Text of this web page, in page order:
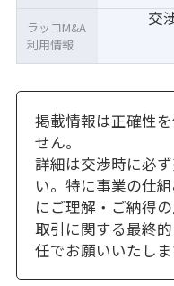
交
ラッコM&A
利用情報
掲載情報は正確性
せん。
詳細は交渉時に必
い。特に事業の仕
にご理解・ご納得
取引に関する最終
任でお願いいたしま